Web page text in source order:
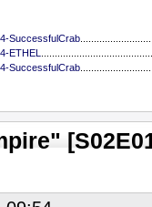
SuccessfulCrab
ETHEL
SuccessfulCrab
SuccessfulCrab
SuccessfulCrab